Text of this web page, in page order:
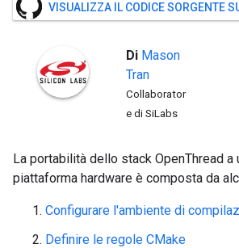
VISUALIZZA IL CODICE SORGENTE
Di Mason
Tran
Collaborator
e di SiLabs
La portabilità dello stack OpenThread a
piattaforma hardware è composta da
Configurare l'ambiente di
Definire le regole CMake